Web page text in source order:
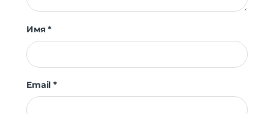
Имя*
Email*